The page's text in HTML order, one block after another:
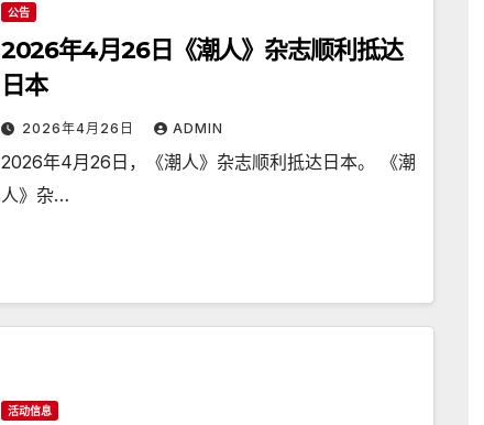
公告
2026年4月26日《潮人》杂志顺利抵达
日本
2026年4月26日 ADMIN
2026年4月26日，《潮人》杂志顺利抵达日本。 《潮
人》杂…
活动信息